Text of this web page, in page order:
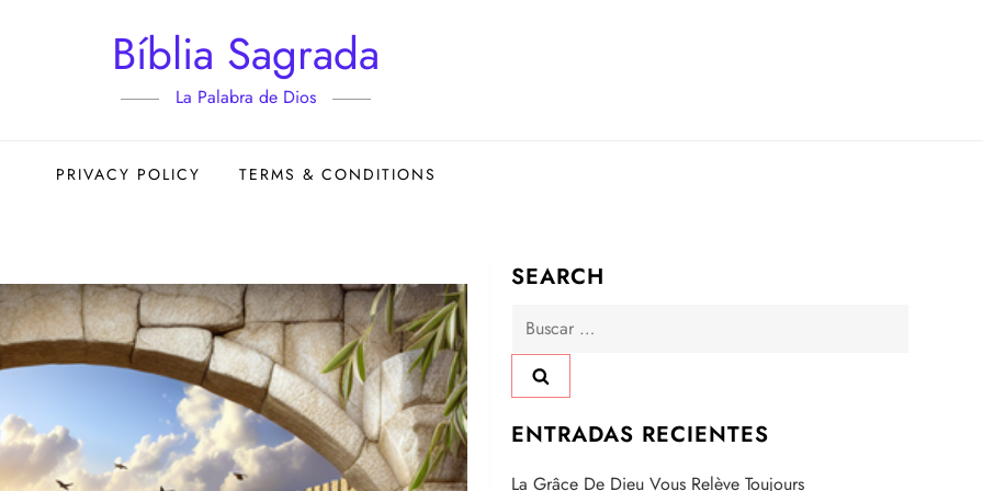
Bíblia Sagrada
La Palabra de Dios
PRIVACY POLICY TERMS & CONDITIONS
SEARCH
Buscar:
ENTRADAS RECIENTES
La Grâce De Dieu Vous Relève Toujours